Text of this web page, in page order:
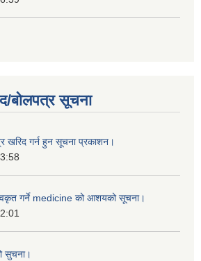
बोलपत्र सूचना
खरिद गर्न हुन सूचना प्रकाशन।
गर्ने medicine को आशयको सूचना।
सुचना।